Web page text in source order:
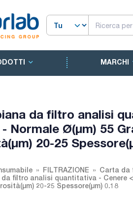
MARCHI
da filtro analisi
- Normale Ø(µm) 55
20-25
FILTRAZIONE
Carta da
filtro analisi quantitativa - Cenere
20-25 Spessore(µm) 0.18